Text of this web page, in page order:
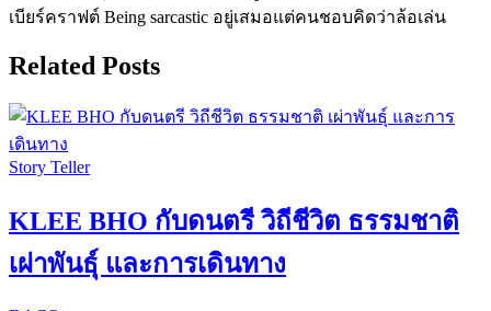
เบียร์คราฟต์ Being sarcastic อยู่เสมอแต่คนชอบคิดว่าล้อเล่น
Related Posts
Story Teller
KLEE BHO กับดนตรี วิถีชีวิต ธรรมชาติ
เผ่าพันธุ์ และการเดินทาง